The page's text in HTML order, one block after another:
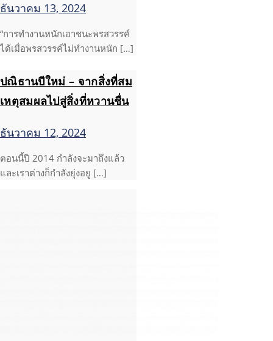
ธันวาคม 13, 2024
“การทำงานหนักเอาชนะพรสวรรค์
ได้เมื่อพรสวรรค์ไม่ทำงานหนัก […]
ปณิธานปีใหม่ – จากสิ่งที่สม
เหตุสมผลไปสู่สิ่งที่หวานชื่น
ธันวาคม 12, 2024
ตอนนี้ปี 2014 กำลังจะมาถึงแล้ว
และเราต่างก็กำลังยุ่งอยู […]